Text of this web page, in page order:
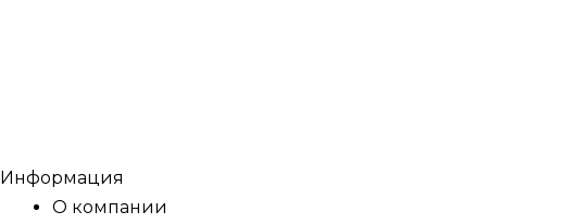
Информация
О компании